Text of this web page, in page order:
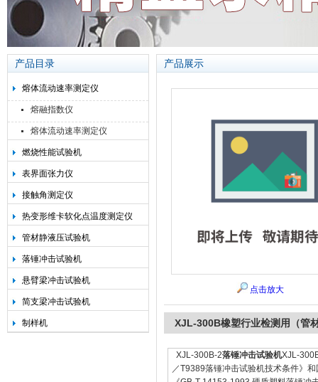
产品目录
熔体流动速率测定仪
熔融指数仪
熔体流动速率测定仪
燃烧性能试验机
表界面张力仪
接触角测定仪
热变形维卡软化点温度测定仪
管材静液压试验机
落锤冲击试验机
悬臂梁冲击试验机
简支梁冲击试验机
制样机
产品展示
点击放大
XJL-300B橡塑行业检测用（管
XJL-300B-2落锤冲击试验机XJL-
／T9389落锤冲击试验机技术条件》